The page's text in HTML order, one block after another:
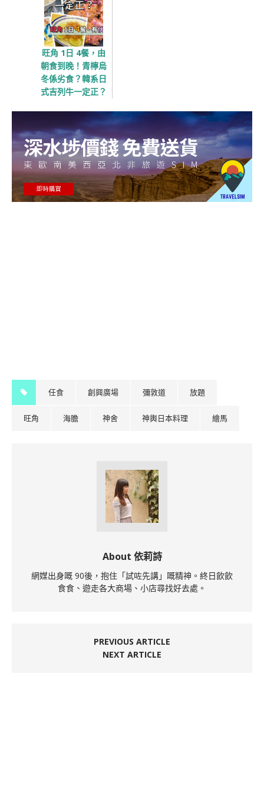
旺角 1日 4餐，由
朝食到晚！青檸烏
冬係劣食？韓系日
式吉列牛一定正？
任食 創興廣場 彌敦道 放題
旺角 海膽 神舍 神輿日本料理 繪馬
About 依莉詩
網媒出身嘅 90後，抱住「試咗先講」嘅精神。終日飲飲
食食、遊走各大商場、小店尋找好去處。
PREVIOUS ARTICLE
NEXT ARTICLE